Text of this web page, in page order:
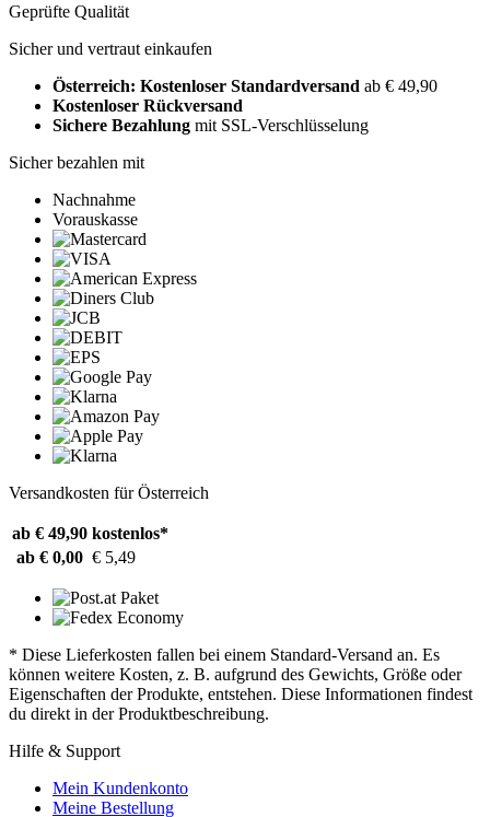
Geprüfte Qualität
Sicher und vertraut einkaufen
Österreich: Kostenloser Standardversand ab € 49,90
Kostenloser Rückversand
Sichere Bezahlung mit SSL-Verschlüsselung
Sicher bezahlen mit
Nachnahme
Vorauskasse
Versandkosten für Österreich
ab € 49,90 kostenlos*
ab € 0,00 € 5,49
* Diese Lieferkosten fallen bei einem Standard-Versand an. Es
können weitere Kosten, z. B. aufgrund des Gewichts, Größe oder
Eigenschaften der Produkte, entstehen. Diese Informationen findest
du direkt in der Produktbeschreibung.
Hilfe & Support
Mein Kundenkonto
Meine Bestellung